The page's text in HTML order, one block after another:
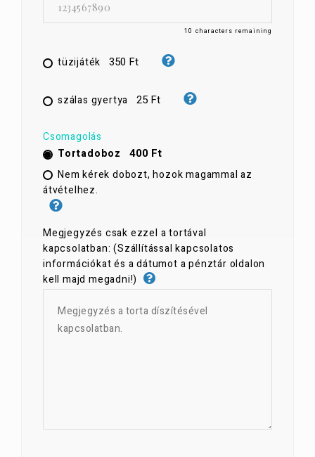
10 characters remaining
tüzijáték 350 Ft
szálas gyertya 25 Ft
Csomagolás
Tortadoboz
400 Ft
Nem kérek dobozt, hozok magammal az
átvételhez.
Megjegyzés csak ezzel a tortával
kapcsolatban: (Szállítással kapcsolatos
információkat és a dátumot a pénztár oldalon
kell majd megadni!)